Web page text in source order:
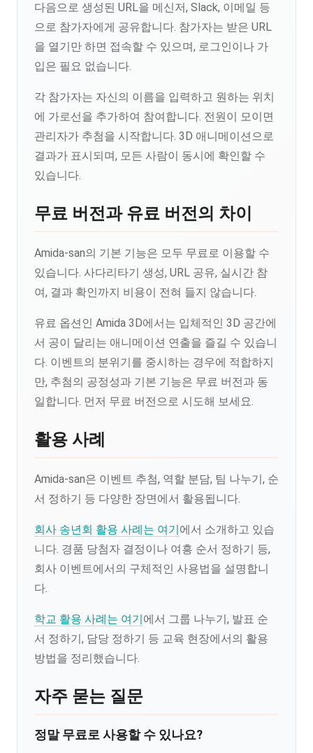
다음으로 생성된 URL을 메신저, Slack, 이메일 등
으로 참가자에게 공유합니다. 참가자는 받은 URL
을 열기만 하면 접속할 수 있으며, 로그인이나 가
입은 필요 없습니다.
각 참가자는 자신의 이름을 입력하고 원하는 위치
에 가로선을 추가하여 참여합니다. 전원이 모이면
관리자가 추첨을 시작합니다. 3D 애니메이션으로
결과가 표시되며, 모든 사람이 동시에 확인할 수
있습니다.
무료 버전과 유료 버전의 차이
Amida-san의 기본 기능은 모두 무료로 이용할 수
있습니다. 사다리타기 생성, URL 공유, 실시간 참
여, 결과 확인까지 비용이 전혀 들지 않습니다.
유료 옵션인 Amida 3D에서는 입체적인 3D 공간에
서 공이 달리는 애니메이션 연출을 즐길 수 있습니
다. 이벤트의 분위기를 중시하는 경우에 적합하지
만, 추첨의 공정성과 기본 기능은 무료 버전과 동
일합니다. 먼저 무료 버전으로 시도해 보세요.
활용 사례
Amida-san은 이벤트 추첨, 역할 분담, 팀 나누기, 순
서 정하기 등 다양한 장면에서 활용됩니다.
회사 송년회 활용 사례는 여기에서 소개하고 있습
니다. 경품 당첨자 결정이나 여흥 순서 정하기 등,
회사 이벤트에서의 구체적인 사용법을 설명합니
다.
학교 활용 사례는 여기에서 그룹 나누기, 발표 순
서 정하기, 담당 정하기 등 교육 현장에서의 활용
방법을 정리했습니다.
자주 묻는 질문
정말 무료로 사용할 수 있나요?